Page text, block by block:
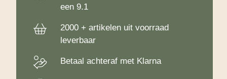
een 9.1
2000 + artikelen uit voorraad
leverbaar
Betaal achteraf met Klarna